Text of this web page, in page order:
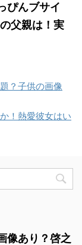
ぴんブサイ
父親は！実
？子供の画像
！熱愛彼女はい
像あり？啓之